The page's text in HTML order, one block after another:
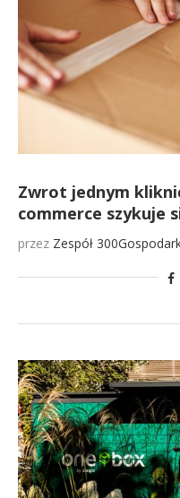
Zwrot jednym
commerce szykuje
przez Zespół